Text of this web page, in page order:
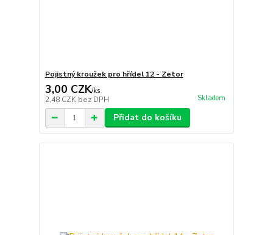
Pojistný kroužek pro hřídel 12 - Zetor
3,00 CZK/ks
2,48 CZK bez DPH Skladem
Přidat do košíku